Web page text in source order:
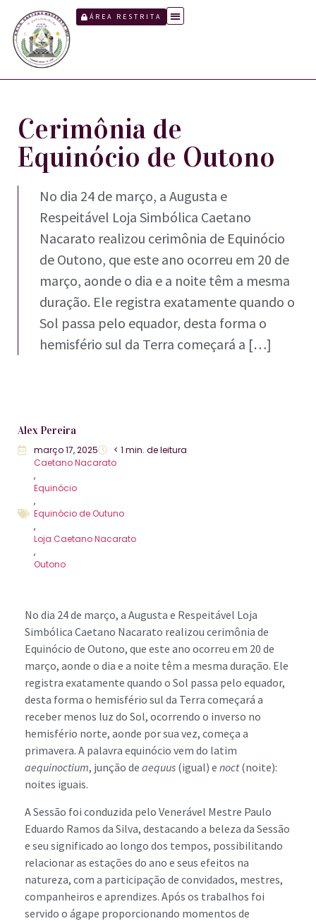
ÁREA RESTRITA
Cerimônia de
Equinócio de Outono
No dia 24 de março, a Augusta e
Respeitável Loja Simbólica Caetano
Nacarato realizou cerimônia de Equinócio
de Outono, que este ano ocorreu em 20 de
março, aonde o dia e a noite têm a mesma
duração. Ele registra exatamente quando o
Sol passa pelo equador, desta forma o
hemisfério sul da Terra começará a […]
Alex Pereira
março 17, 2025 < 1 min. de leitura
Caetano Nacarato
,
Equinócio
,
Equinócio de Outuno
,
Loja Caetano Nacarato
,
Outono
No dia 24 de março, a Augusta e Respeitável Loja
Simbólica Caetano Nacarato realizou cerimônia de
Equinócio de Outono, que este ano ocorreu em 20 de
março, aonde o dia e a noite têm a mesma duração. Ele
registra exatamente quando o Sol passa pelo equador,
desta forma o hemisfério sul da Terra começará a
receber menos luz do Sol, ocorrendo o inverso no
hemisfério norte, aonde por sua vez, começa a
primavera. A palavra equinócio vem do latim
aequinoctium, junção de aequus (igual) e noct(noite):
noites iguais.
A Sessão foi conduzida pelo Venerável Mestre Paulo
Eduardo Ramos da Silva, destacando a beleza da Sessão
e seu significado ao longo dos tempos, possibilitando
relacionar as estações do ano e seus efeitos na
natureza, com a participação de convidados, mestres,
companheiros e aprendizes. Após os trabalhos foi
servido o ágape proporcionando momentos de